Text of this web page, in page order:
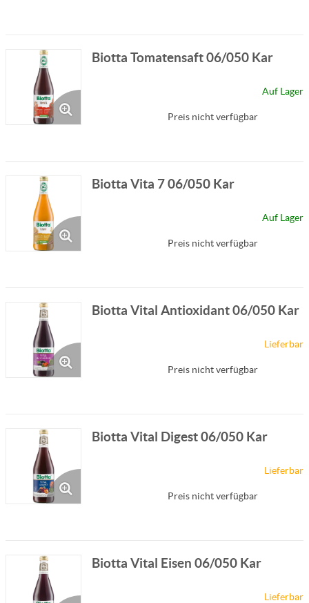
Biotta Tomatensaft 06/050 Kar
Auf Lager
Preis nicht verfügbar
Biotta Vita 7 06/050 Kar
Auf Lager
Preis nicht verfügbar
Biotta Vital Antioxidant 06/050 Kar
Lieferbar
Preis nicht verfügbar
Biotta Vital Digest 06/050 Kar
Lieferbar
Preis nicht verfügbar
Biotta Vital Eisen 06/050 Kar
Lieferbar